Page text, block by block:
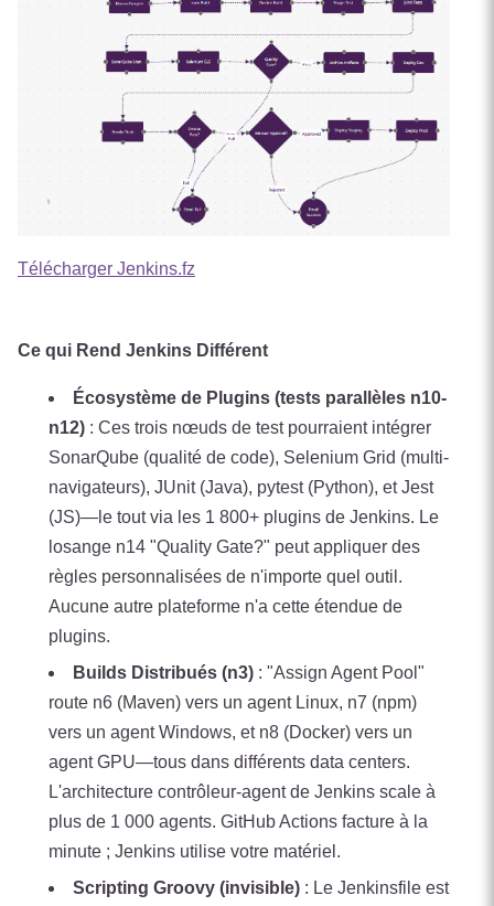
Télécharger Jenkins.fz
Ce qui Rend Jenkins Différent
Écosystème de Plugins (tests parallèles n10-
n12) : Ces trois nœuds de test pourraient intégrer
SonarQube (qualité de code), Selenium Grid (multi-
navigateurs), JUnit (Java), pytest (Python), et Jest
(JS)—le tout via les 1 800+ plugins de Jenkins. Le
losange n14 "Quality Gate?" peut appliquer des
règles personnalisées de n'importe quel outil.
Aucune autre plateforme n'a cette étendue de
plugins.
Builds Distribués (n3) : "Assign Agent Pool"
route n6 (Maven) vers un agent Linux, n7 (npm)
vers un agent Windows, et n8 (Docker) vers un
agent GPU—tous dans différents data centers.
L'architecture contrôleur-agent de Jenkins scale à
plus de 1 000 agents. GitHub Actions facture à la
minute ; Jenkins utilise votre matériel.
Scripting Groovy (invisible) : Le Jenkinsfile est